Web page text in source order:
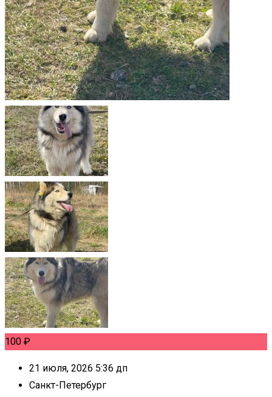
100 ₽
21 июля, 2026 5:36 дп
Санкт-Петербург